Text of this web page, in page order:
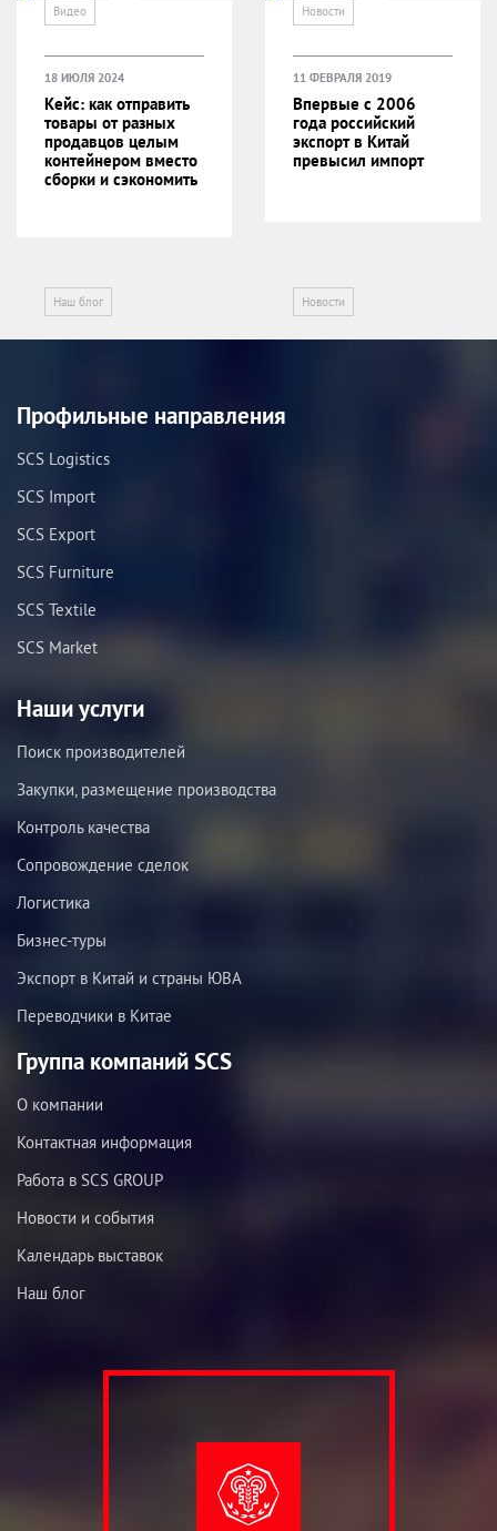
Видео Новости
Наш блог
18 ИЮЛЯ 2024
Кейс: как отправить
товары от разных
продавцов целым
контейнером вместо
сборки и сэкономить
Новости
11 ФЕВРАЛЯ 2019
Впервые с 2006
года российский
экспорт в Китай
превысил импорт
Профильные направления
SCS Logistics
SCS Import
SCS Export
SCS Furniture
SCS Textile
SCS Market
Наши услуги
Поиск производителей
Закупки, размещение производства
Контроль качества
Сопровождение сделок
Логистика
Бизнес-туры
Экспорт в Китай и страны ЮВА
Переводчики в Китае
Группа компаний SCS
О компании
Контактная информация
Работа в SCS GROUP
Новости и события
Календарь выставок
Наш блог